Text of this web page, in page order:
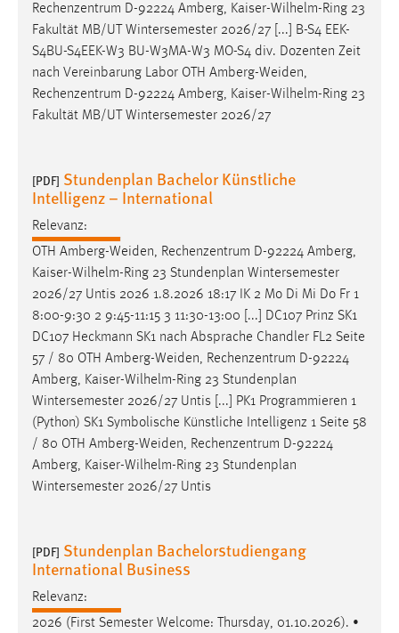
Rechenzentrum D-92224 Amberg, Kaiser-Wilhelm-Ring 23
Fakultät MB/UT Wintersemester 2026/27 [...] B-S4 EEK-
S4BU-S4EEK-W3 BU-W3MA-W3 MO-S4 div. Dozenten Zeit
nach Vereinbarung Labor OTH Amberg-Weiden,
Rechenzentrum D-92224 Amberg, Kaiser-Wilhelm-Ring 23
Fakultät MB/UT Wintersemester 2026/27
[PDF] Stundenplan Bachelor Künstliche
Intelligenz – International
Relevanz:
OTH Amberg-Weiden, Rechenzentrum D-92224 Amberg,
Kaiser-Wilhelm-Ring 23 Stundenplan Wintersemester
2026/27 Untis 2026 1.8.2026 18:17 IK 2 Mo Di Mi Do Fr 1
8:00-9:30 2 9:45-11:15 3 11:30-13:00 [...] DC107 Prinz SK1
DC107 Heckmann SK1 nach Absprache Chandler FL2 Seite
57 / 80 OTH Amberg-Weiden, Rechenzentrum D-92224
Amberg, Kaiser-Wilhelm-Ring 23 Stundenplan
Wintersemester 2026/27 Untis [...] PK1 Programmieren 1
(Python) SK1 Symbolische Künstliche Intelligenz 1 Seite 58
/ 80 OTH Amberg-Weiden, Rechenzentrum D-92224
Amberg, Kaiser-Wilhelm-Ring 23 Stundenplan
Wintersemester 2026/27 Untis
[PDF] Stundenplan Bachelorstudiengang
International Business
Relevanz:
2026 (First Semester Welcome: Thursday, 01.10.2026). •